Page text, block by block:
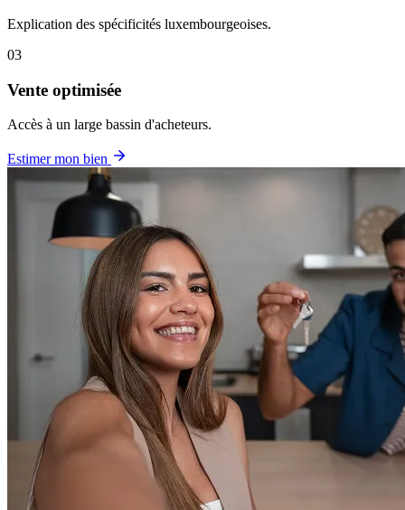
Explication des spécificités luxembourgeoises.
03
Vente optimisée
Accès à un large bassin d'acheteurs.
Estimer mon bien